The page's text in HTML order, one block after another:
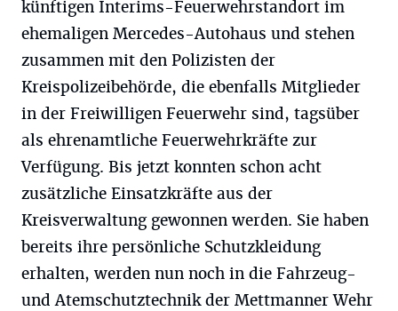
künftigen Interims-Feuerwehrstandort im
ehemaligen Mercedes-Autohaus und stehen
zusammen mit den Polizisten der
Kreispolizeibehörde, die ebenfalls Mitglieder
in der Freiwilligen Feuerwehr sind, tagsüber
als ehrenamtliche Feuerwehrkräfte zur
Verfügung. Bis jetzt konnten schon acht
zusätzliche Einsatzkräfte aus der
Kreisverwaltung gewonnen werden. Sie haben
bereits ihre persönliche Schutzkleidung
erhalten, werden nun noch in die Fahrzeug-
und Atemschutztechnik der Mettmanner Wehr